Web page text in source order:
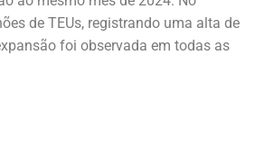
de TEUs, registrando uma alta de
foi observada em todas as